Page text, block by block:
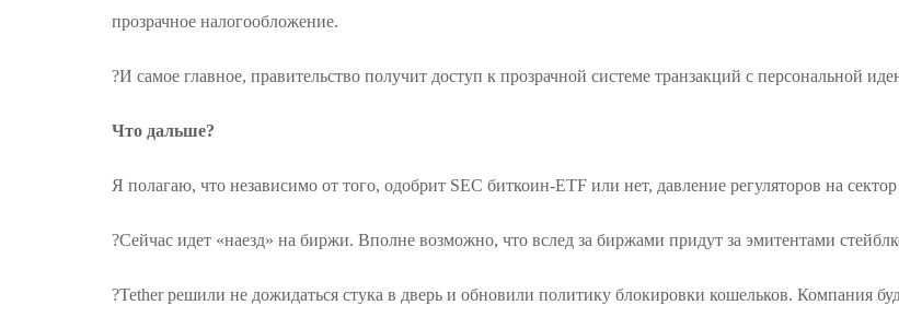
прозрачное налогообложение.
?И самое главное, правительство получит доступ к прозрачной системе транзакций с персональной
Что дальше?
Я полагаю, что независимо от того, одобрит SEC биткоин-ETF или нет, давление регуляторов на
?Сейчас идет «наезд» на биржи. Вполне возможно, что вслед за биржами придут за эмитентами
?Tether решили не дожидаться стука в дверь и обновили политику блокировки кошельков. Компания